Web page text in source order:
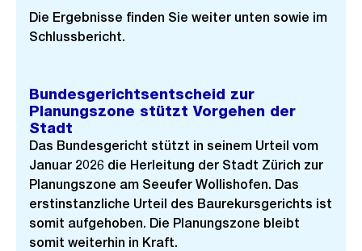
Die Ergebnisse finden Sie weiter unten sowie im
Schlussbericht.
Bundesgerichtsentscheid zur
Planungszone stützt Vorgehen der
Stadt
Das Bundesgericht stützt in seinem Urteil vom
Januar 2026 die Herleitung der Stadt Zürich zur
Planungszone am Seeufer Wollishofen. Das
erstinstanzliche Urteil des Baurekursgerichts ist
somit aufgehoben. Die Planungszone bleibt
somit weiterhin in Kraft.